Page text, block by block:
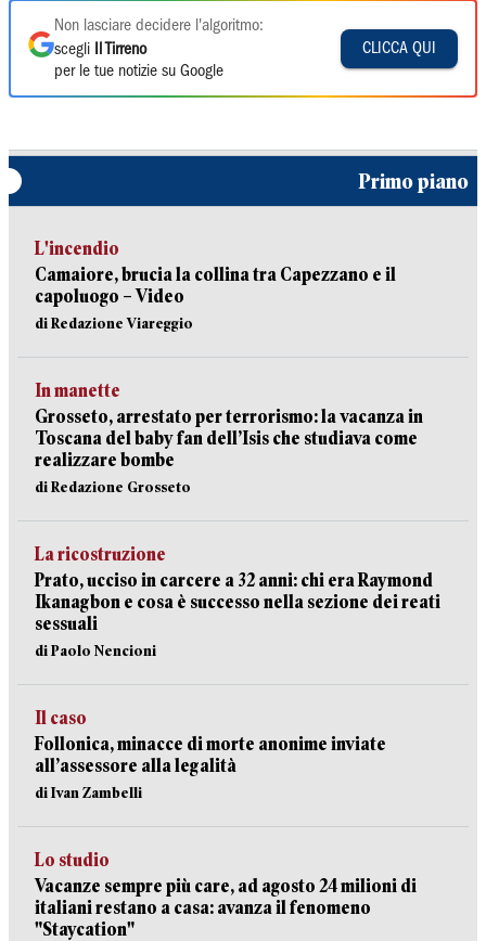
Non lasciare decidere l'algoritmo:
scegli
Il Tirreno
per le tue notizie su Google
CLICCA QUI
Primo piano
L'incendio
Camaiore, brucia la collina tra Capezzano e il
capoluogo – Video
di Redazione Viareggio
In manette
Grosseto, arrestato per terrorismo: la vacanza in
Toscana del baby fan dell’Isis che studiava come
realizzare bombe
di Redazione Grosseto
La ricostruzione
Prato, ucciso in carcere a 32 anni: chi era Raymond
Ikanagbon e cosa è successo nella sezione dei reati
sessuali
di Paolo Nencioni
Il caso
Follonica, minacce di morte anonime inviate
all’assessore alla legalità
di Ivan Zambelli
Lo studio
Vacanze sempre più care, ad agosto 24 milioni di
italiani restano a casa: avanza il fenomeno
"Staycation"